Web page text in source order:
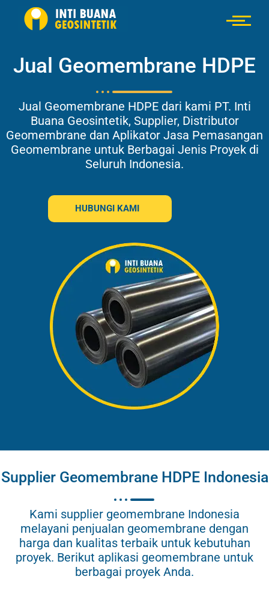
Jual Geomembrane HDPE
Jual Geomembrane HDPE dari kami PT. Inti
Buana Geosintetik, Supplier, Distributor
Geomembrane dan Aplikator Jasa Pemasangan
Geomembrane untuk Berbagai Jenis Proyek di
Seluruh Indonesia.
HUBUNGI KAMI
Supplier Geomembrane HDPE Indonesia
Kami supplier geomembrane Indonesia
melayani penjualan geomembrane dengan
harga dan kualitas terbaik untuk kebutuhan
proyek. Berikut aplikasi geomembrane untuk
berbagai proyek Anda.